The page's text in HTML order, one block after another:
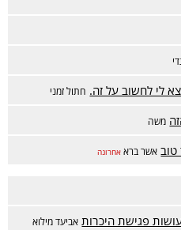
לי לחשוב על זה. חתול זמני
משה
טוב אשר ברא אחרונה
פגישת היכרות אביעד מילוא